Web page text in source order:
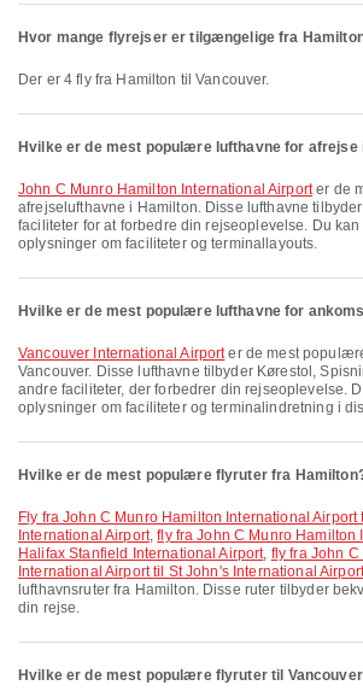
Hvor mange flyrejser er tilgængelige fra
Der er 4 fly fra Hamilton til Vancouver.
Hvilke er de mest populære lufthavne for afrejse
John C Munro Hamilton International Airporter de
afrejselufthavne i Hamilton. Disse lufthavne
faciliteter for at forbedre din rejseoplevelse. Du
oplysninger om faciliteter og terminallayouts.
Hvilke er de mest populære lufthavne for
Vancouver International Airporter de mest
Vancouver. Disse lufthavne tilbyder Kørestol,
andre faciliteter, der forbedrer din rejseoplevelse.
oplysninger om faciliteter og terminalindretning i
Hvilke er de mest populære flyruter fra
fly fra John C Munro Hamilton International Airport til Vancouver
International Airport,fly fra John C Munro Hamilton
Halifax Stanfield International Airport, fly fra John
International Airport til St John's International Airport
lufthavnsruter fra Hamilton. Disse ruter tilbyder
din rejse.
Hvilke er de mest populære flyruter til